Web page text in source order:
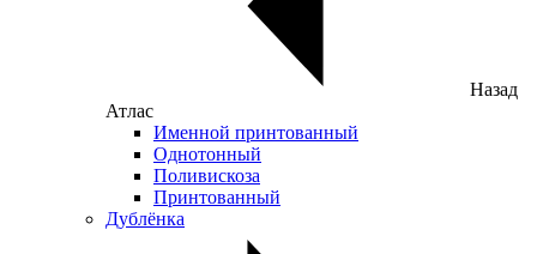
Назад
Атлас
Именной принтованный
Однотонный
Поливискоза
Принтованный
Дублёнка